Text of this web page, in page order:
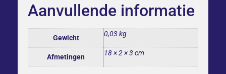
Aanvullende informatie
Gewicht 0,03 kg
Afmetingen 18 × 2 × 3 cm